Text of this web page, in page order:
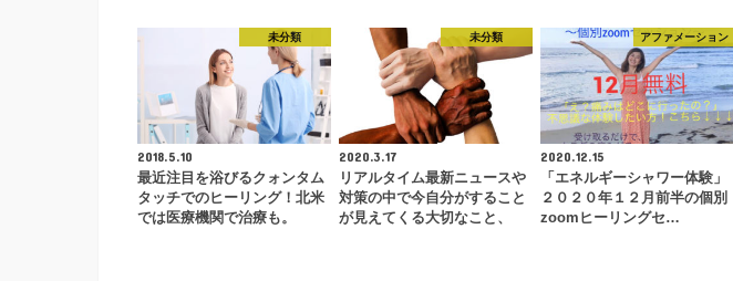
未分類
2018.5.10
最近注目を浴びるクォンタム
タッチでのヒーリング！北米
では医療機関で治療も。
未分類
2020.3.17
リアルタイム最新ニュースや
対策の中で今自分がすること
が見えてくる大切なこと、
アファメーション
2020.12.15
「エネルギーシャワー体験」
２０２０年１２月前半の個別
zoomヒーリングセ…